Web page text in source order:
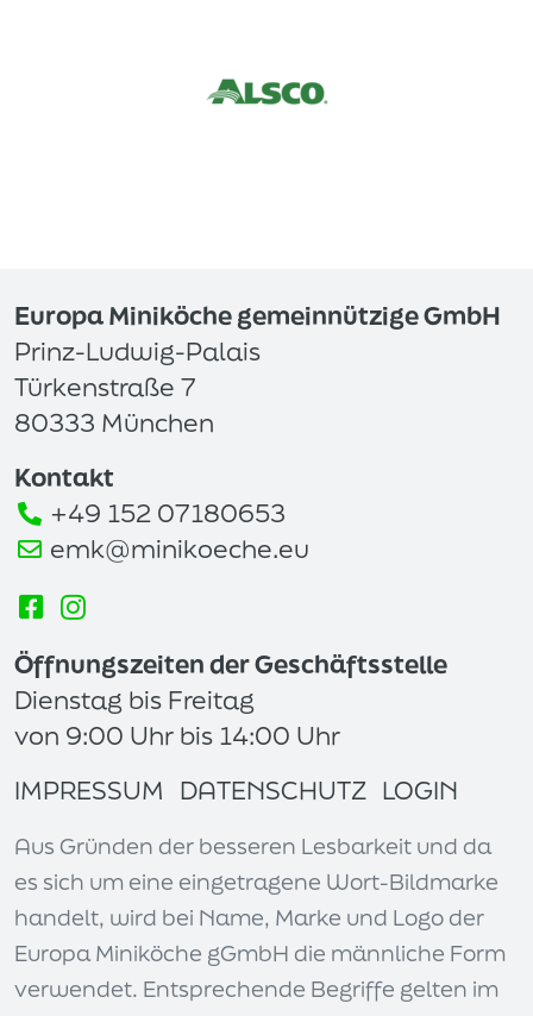
Europa Miniköche gemeinnützige GmbH
Prinz-Ludwig-Palais
Türkenstraße 7
80333 München
Kontakt
+49 152 07180653
emk@minikoeche.eu
Öffnungszeiten der Geschäftsstelle
Dienstag bis Freitag
von 9:00 Uhr bis 14:00 Uhr
IMPRESSUM DATENSCHUTZ LOGIN
Aus Gründen der besseren Lesbarkeit und da
es sich um eine eingetragene Wort-Bildmarke
handelt, wird bei Name, Marke und Logo der
Europa Miniköche gGmbH die männliche Form
verwendet. Entsprechende Begriffe gelten im